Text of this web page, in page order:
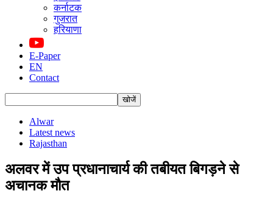
कर्नाटक
गुजरात
हरियाणा
E-Paper
EN
Contact
Alwar
Latest news
Rajasthan
अलवर में उप प्रधानाचार्य की तबीयत बिगड़ने से
अचानक मौत